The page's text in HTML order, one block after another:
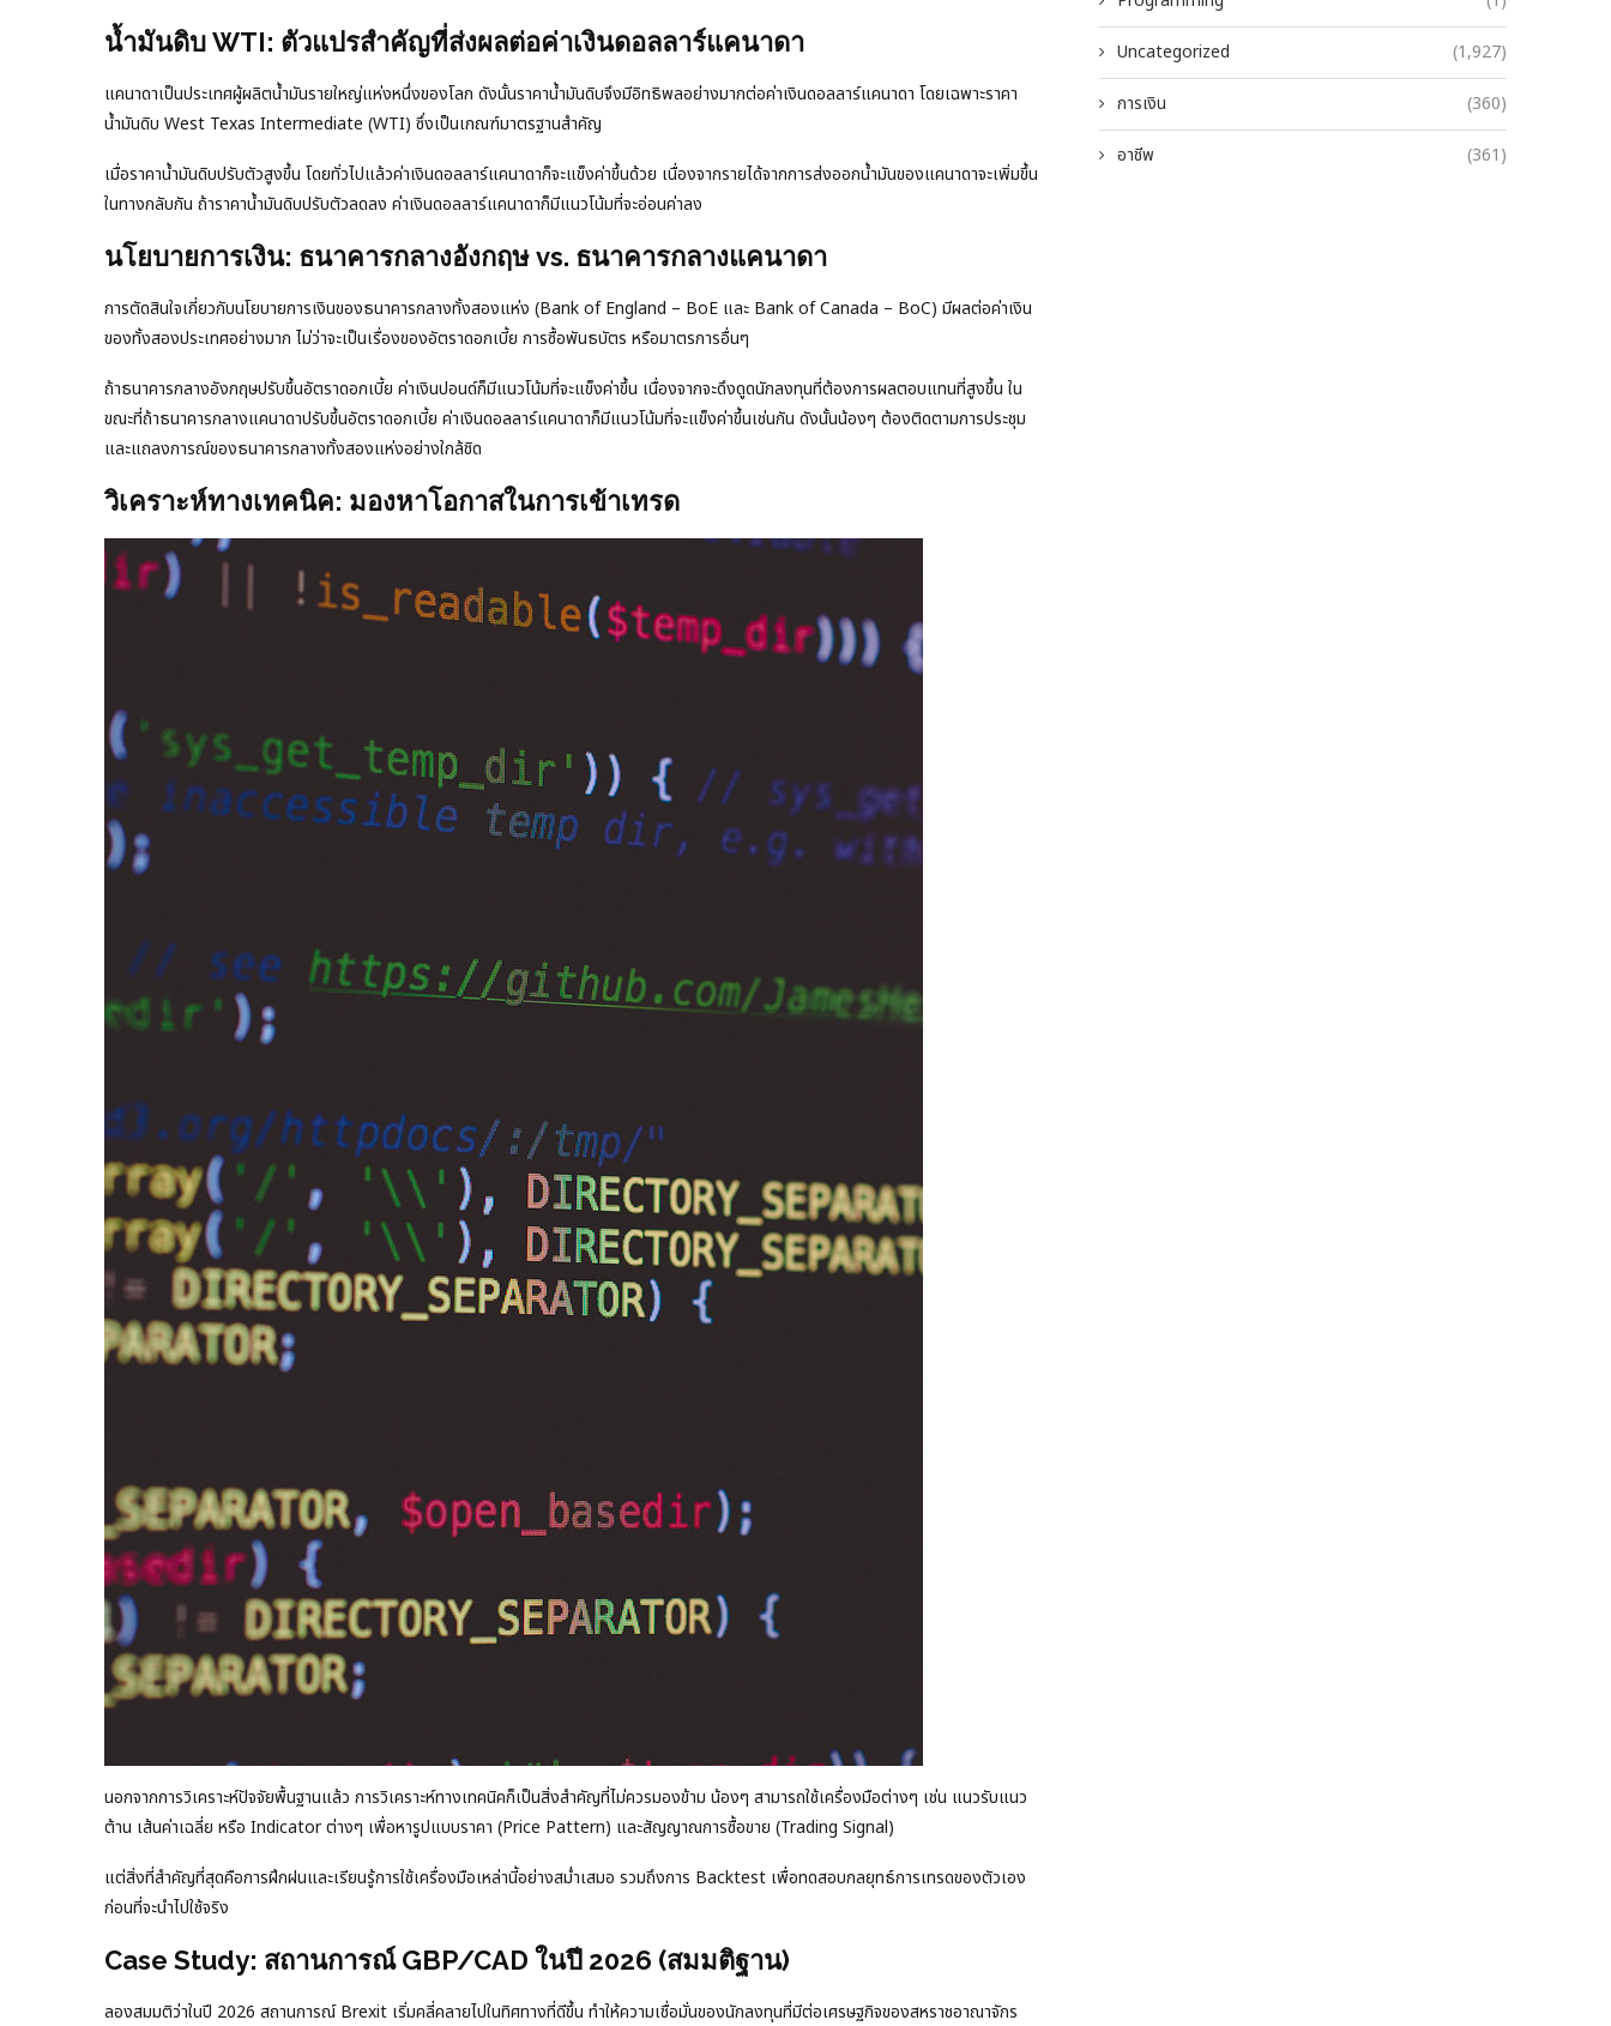
น้ำมันดิบ WTI: ตัวแปรสำคัญที่ส่งผลต่อค่าเงินดอลลาร์แคนาดา
แคนาดาเป็นประเทศผู้ผลิตน้ำมันรายใหญ่แห่งหนึ่งของโลก ดังนั้นราคาน้ำมันดิบจึงมีอิทธิพลอย่างมากต่อค่าเงินดอลลาร์แคนาดา โดยเฉพาะราคา
น้ำมันดิบ West Texas Intermediate (WTI) ซึ่งเป็นเกณฑ์มาตรฐานสำคัญ
เมื่อราคาน้ำมันดิบปรับตัวสูงขึ้น โดยทั่วไปแล้วค่าเงินดอลลาร์แคนาดาก็จะแข็งค่าขึ้นด้วย เนื่องจากรายได้จากการส่งออกน้ำมันของแคนาดาจะเพิ่มขึ้น
ในทางกลับกัน ถ้าราคาน้ำมันดิบปรับตัวลดลง ค่าเงินดอลลาร์แคนาดาก็มีแนวโน้มที่จะอ่อนค่าลง
นโยบายการเงิน: ธนาคารกลางอังกฤษ vs. ธนาคารกลางแคนาดา
การตัดสินใจเกี่ยวกับนโยบายการเงินของธนาคารกลางทั้งสองแห่ง (Bank of England – BoE และ Bank of Canada – BoC) มีผลต่อค่าเงิน
ของทั้งสองประเทศอย่างมาก ไม่ว่าจะเป็นเรื่องของอัตราดอกเบี้ย การซื้อพันธบัตร หรือมาตรการอื่นๆ
ถ้าธนาคารกลางอังกฤษปรับขึ้นอัตราดอกเบี้ย ค่าเงินปอนด์ก็มีแนวโน้มที่จะแข็งค่าขึ้น เนื่องจากจะดึงดูดนักลงทุนที่ต้องการผลตอบแทนที่สูงขึ้น ใน
ขณะที่ถ้าธนาคารกลางแคนาดาปรับขึ้นอัตราดอกเบี้ย ค่าเงินดอลลาร์แคนาดาก็มีแนวโน้มที่จะแข็งค่าขึ้นเช่นกัน ดังนั้นน้องๆ ต้องติดตามการประชุม
และแถลงการณ์ของธนาคารกลางทั้งสองแห่งอย่างใกล้ชิด
วิเคราะห์ทางเทคนิค: มองหาโอกาสในการเข้าเทรด
นอกจากการวิเคราะห์ปัจจัยพื้นฐานแล้ว การวิเคราะห์ทางเทคนิคก็เป็นสิ่งสำคัญที่ไม่ควรมองข้าม น้องๆ สามารถใช้เครื่องมือต่างๆ เช่น แนวรับแนว
ต้าน เส้นค่าเฉลี่ย หรือ Indicator ต่างๆ เพื่อหารูปแบบราคา (Price Pattern) และสัญญาณการซื้อขาย (Trading Signal)
แต่สิ่งที่สำคัญที่สุดคือการฝึกฝนและเรียนรู้การใช้เครื่องมือเหล่านี้อย่างสม่ำเสมอ รวมถึงการ Backtest เพื่อทดสอบกลยุทธ์การเทรดของตัวเอง
ก่อนที่จะนำไปใช้จริง
Case Study: สถานการณ์ GBP/CAD ในปี 2026 (สมมติฐาน)
ลองสมมติว่าในปี 2026 สถานการณ์ Brexit เริ่มคลี่คลายไปในทิศทางที่ดีขึ้น ทำให้ความเชื่อมั่นของนักลงทุนที่มีต่อเศรษฐกิจของสหราชอาณาจักร
Uncategorized (1,927)
การเงิน (360)
อาชีพ (361)